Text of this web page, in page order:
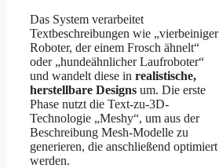
Das System verarbeitet
Textbeschreibungen wie „vierbeiniger
Roboter, der einem Frosch ähnelt“
oder „hundeähnlicher Laufroboter“
und wandelt diese in realistische,
herstellbare Designs um. Die erste
Phase nutzt die Text-zu-3D-
Technologie „Meshy“, um aus der
Beschreibung Mesh-Modelle zu
generieren, die anschließend optimiert
werden.